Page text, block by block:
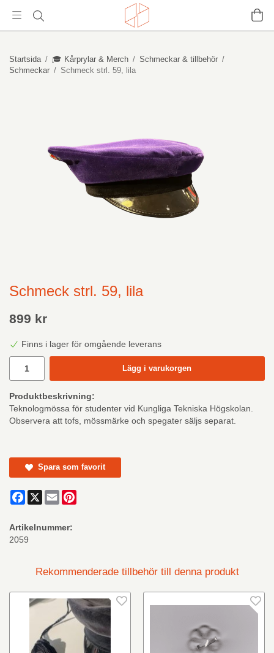
Startsida / 🎓 Kårprylar & Merch / Schmeckar & tillbehör /
Schmeckar / Schmeck strl. 59, lila
Schmeck strl. 59, lila
899 kr
Finns i lager för omgående leverans
Lägg i varukorgen
Produktbeskrivning:
Teknologmössa för studenter vid Kungliga Tekniska Högskolan.
Observera att tofs, mössmärke och spegater säljs separat.
Spara som favorit
Facebook
X Email
Artikelnummer:
2059
Rekommenderade tillbehör till denna produkt